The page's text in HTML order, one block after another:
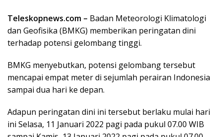
Teleskopnews.com – Badan Meteorologi Klimatologi
dan Geofisika (BMKG) memberikan peringatan dini
terhadap potensi gelombang tinggi.
BMKG menyebutkan, potensi gelombang tersebut
mencapai empat meter di sejumlah perairan Indonesia
sampai dua hari ke depan.
Adapun peringatan dini ini tersebut berlaku mulai hari
ini Selasa, 11 Januari 2022 pagi pada pukul 07.00 WIB